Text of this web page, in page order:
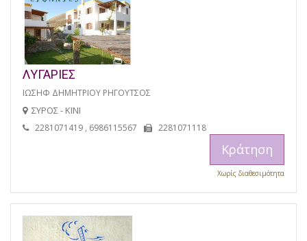
ΛΥΓΑΡΙΕΣ
ΙΩΣΗΦ ΔΗΜΗΤΡΙΟΥ ΡΗΓΟΥΤΣΟΣ
ΣΥΡΟΣ - ΚΙΝΙ
2281071419 , 6986115567 2281071118
Κράτηση
Χωρίς διαθεσιμότητα